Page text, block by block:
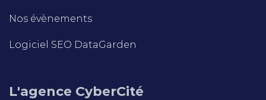
Nos évènements
Logiciel SEO DataGarden
L'agence CyberCité